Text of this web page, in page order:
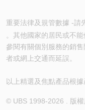
重要法律及規管數據 -請
。其他國家的居民或不
參閱有關個別服務的銷
者或網上交通而延誤。
以上精選及焦點產品根
© UBS 1998-2026 . 版權